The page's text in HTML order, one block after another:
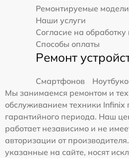
Ремонтируемые модели
Наши услуги
Согласие на
Способы оплаты
Ремонт
Смартфонов
Мы занимаемся ремонтом и
обслуживанием техники Infinix
гарантийного периода. Наш
работает независимо и не
авторизации от
указанные на сайте, носят